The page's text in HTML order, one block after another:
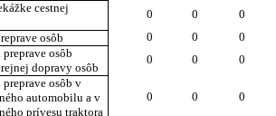
cestnej
0 0
0
osôb
0 0
0
osôb
dopravy osôb
0 0
0
osôb v
automobilu a v
prívesu traktora
0 0 0